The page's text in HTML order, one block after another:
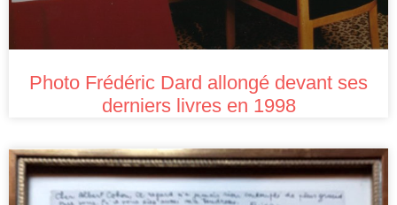
Photo Frédéric Dard allongé devant ses
derniers livres en 1998